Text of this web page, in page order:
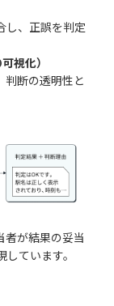
し、正誤を判定
視化）
断の透明性と
者が結果の妥当
ています。